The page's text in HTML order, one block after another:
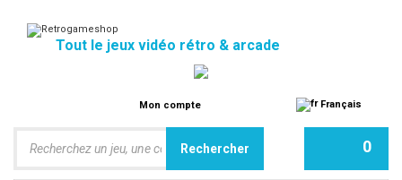
Tout le jeux vidéo rétro & arcade
Mon compte Français
0